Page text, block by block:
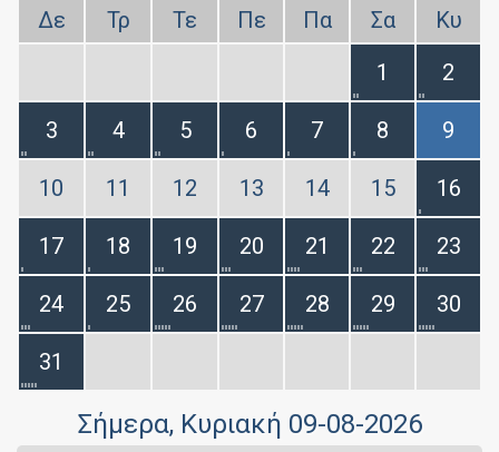
Δε Τρ Τε Πε Πα Σα
Κυ
1
2
3 4 5 6 7 8 9
10 11 12 13 14 15 16
17 18 19 20 21 22 23
24 25 26 27 28 29 30
31
Σήμερα, Κυριακή 09-08-2026